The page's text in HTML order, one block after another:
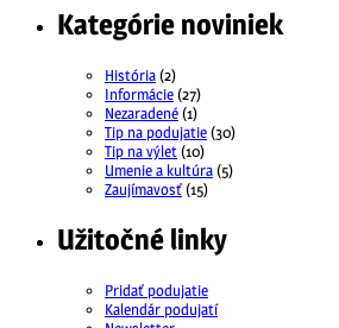
Kategórie noviniek
História(2)
Informácie(27)
Nezaradené(1)
Tip na podujatie(30)
Tip na výlet(10)
Umenie a kultúra(5)
Zaujímavosť(15)
Užitočné linky
Pridať podujatie
Kalendár podujatí